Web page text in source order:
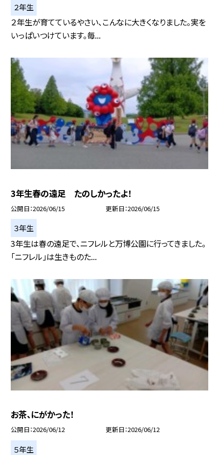
２年生
２年生が育てているやさい、こんなに大きくなりました。実を
いっぱいつけています。毎...
3年生春の遠足 たのしかったよ！
公開日 2026/06/15 更新日 2026/06/15
３年生
3年生は春の遠足で、ニフレルと万博公園に行ってきました。
「ニフレル」は生きものた...
お茶、にがかった！
公開日 2026/06/12 更新日 2026/06/12
５年生